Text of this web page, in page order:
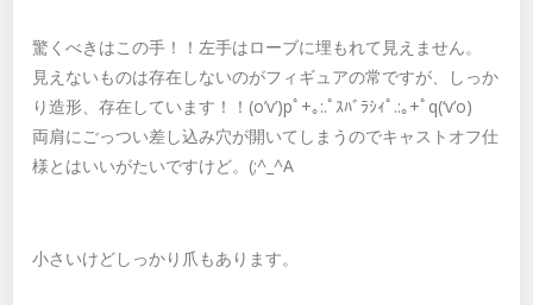
驚くべきはこの手！！左手はローブに埋もれて見えません。
見えないものは存在しないのがフィギュアの常ですが、しっか
り造形、存在しています！！(o’v’)pﾟ+｡:.ﾟｽﾊﾞﾗｼｨﾟ.:｡+ﾟq(‘v’o)
両肩にごっつい差し込み穴が開いてしまうのでキャストオフ仕
様とはいいがたいですけど。(;^_^A
小さいけどしっかり爪もあります。